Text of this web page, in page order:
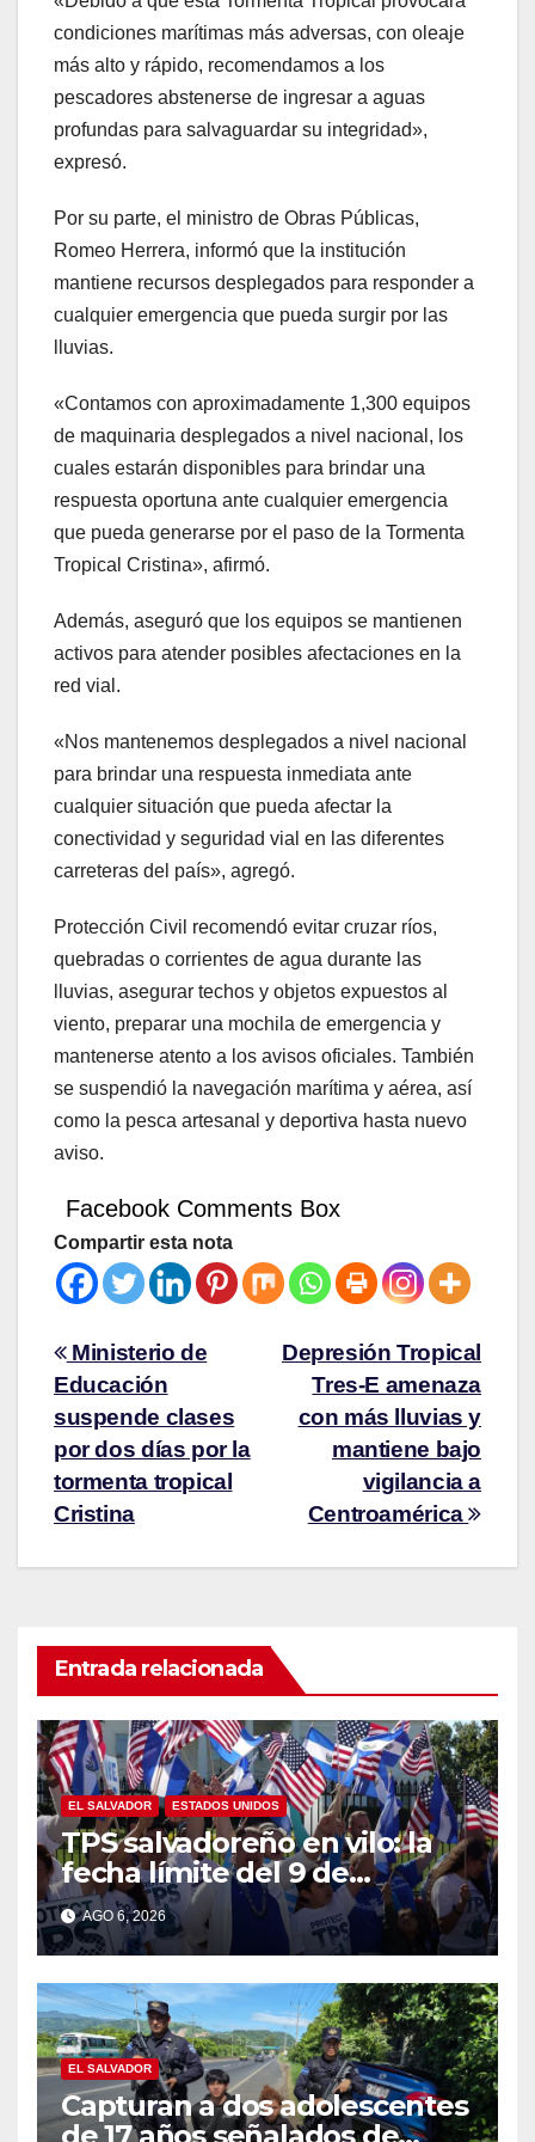
condiciones marítimas más adversas, con oleaje
más alto y rápido, recomendamos a los
pescadores abstenerse de ingresar a aguas
profundas para salvaguardar su integridad»,
expresó.
Por su parte, el ministro de Obras Públicas,
Romeo Herrera, informó que la institución
mantiene recursos desplegados para responder a
cualquier emergencia que pueda surgir por las
lluvias.
«Contamos con aproximadamente 1,300 equipos
de maquinaria desplegados a nivel nacional, los
cuales estarán disponibles para brindar una
respuesta oportuna ante cualquier emergencia
que pueda generarse por el paso de la Tormenta
Tropical Cristina», afirmó.
Además, aseguró que los equipos se mantienen
activos para atender posibles afectaciones en la
red vial.
«Nos mantenemos desplegados a nivel nacional
para brindar una respuesta inmediata ante
cualquier situación que pueda afectar la
conectividad y seguridad vial en las diferentes
carreteras del país», agregó.
Protección Civil recomendó evitar cruzar ríos,
quebradas o corrientes de agua durante las
lluvias, asegurar techos y objetos expuestos al
viento, preparar una mochila de emergencia y
mantenerse atento a los avisos oficiales. También
se suspendió la navegación marítima y aérea, así
como la pesca artesanal y deportiva hasta nuevo
aviso.
Facebook Comments Box
Compartir esta nota
Depresión Tropical
Tres-E amenaza
con más lluvias y
mantiene bajo
vigilancia a
Centroamérica
Ministerio de
Educación
suspende clases
por dos días por la
tormenta tropical
Cristina
Entrada relacionada
EL SALVADOR ESTADOS UNIDOS
TPS salvadoreño en vilo: la
fecha límite del 9 de
septiembre se acerca sin
respuesta de Washington
AGO 6, 2026
EL SALVADOR
Capturan a dos adolescentes